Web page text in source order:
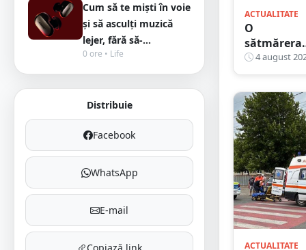
Cum să te miști în voie
și să asculți muzică
lejer, fără să-...
0 ore • Life
Distribuie
Facebook
WhatsApp
E-mail
ACTUALITATE
O
a găsit un
card
cu PIN-ul
lipit pe el și
a scos mii
lei de la
bancomat
4 august
ACTUALITATE